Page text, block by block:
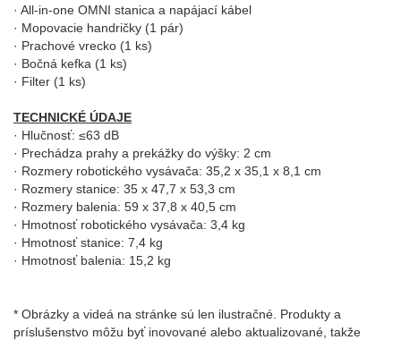
· All-in-one OMNI stanica a napájací kábel
· Mopovacie handričky (1 pár)
· Prachové vrecko (1 ks)
· Bočná kefka (1 ks)
· Filter (1 ks)
TECHNICKÉ ÚDAJE
· Hlučnosť: ≤63 dB
· Prechádza prahy a prekážky do výšky: 2 cm
· Rozmery robotického vysávača: 35,2 x 35,1 x 8,1 cm
· Rozmery stanice: 35 x 47,7 x 53,3 cm
· Rozmery balenia: 59 x 37,8 x 40,5 cm
· Hmotnosť robotického vysávača: 3,4 kg
· Hmotnosť stanice: 7,4 kg
· Hmotnosť balenia: 15,2 kg
* Obrázky a videá na stránke sú len ilustračné. Produkty a
príslušenstvo môžu byť inovované alebo aktualizované, takže